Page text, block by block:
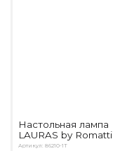
Настольная лампа
LAURAS by Romatti
Артикул: 86210-1T